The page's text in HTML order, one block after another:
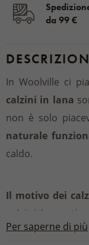
da 99 €
In Woolville ci
calzini in lana
non è solo
naturale
caldo.
Il motivo dei
calzini lavorati a
costume
Per saperne di più